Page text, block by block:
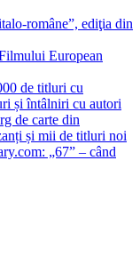
române”, ediţia din
European
de titluri cu
și întâlniri cu autori
de carte din
și mii de titluri noi
„67” – când